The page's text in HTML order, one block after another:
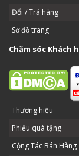
Đổi / Trả hàng
Sơ đồ trang
Chăm sóc Khách
Thương hiệu
Phiếu quà tặng
Cộng Tác Bán Hàng